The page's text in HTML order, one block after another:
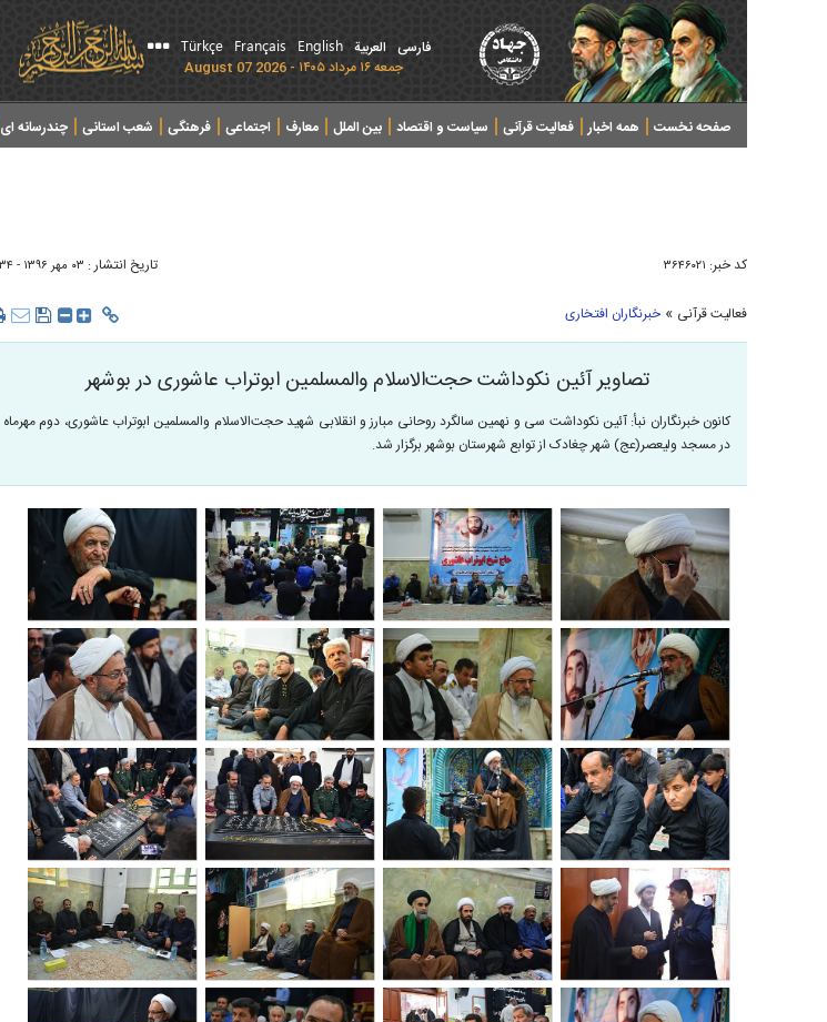
فارسی العربیة English
Français
Türkçe
جمعه ۱۶ مرداد ۱۴۰۵ - 2026 August 07
صفحه نخست همه اخبار فعالیت قرآنی سیاست و اقتصاد بین الملل معارف اجتماعی فرهنگی شعب استانی چندرسانه ای
کد خبر: ۳۶۴۶۰۲۱ تاریخ انتشار : ۰۳ مهر ۱۳۹۶ - ۱۱:۳۴
فعالیت قرآنی » خبرنگاران افتخاری
تصاویر آئین نکوداشت حجت‌الاسلام والمسلمین ابوتراب عاشوری در بوشهر
کانون خبرنگاران نبأ: آئین نکوداشت سی و نهمین سالگرد روحانی مبارز و انقلابی شهيد حجت‌الاسلام والمسلمین ابوتراب عاشوری، دوم مهرماه
در مسجد ولیعصر(عج) شهر چغادک از توابع شهرستان بوشهر برگزار شد.